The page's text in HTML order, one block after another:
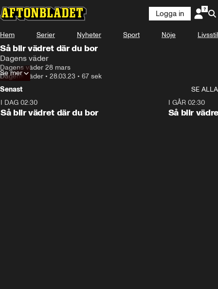
Logga in
Hem Serier Nyheter Sport Nöje Livsstil
Så blir vädret där du bor
Dagens väder
Dagens väder 28 mars
Dagens väder • 28.03.23 • 67 sek
Se mer
Senast
SE ALLA
I DAG 02:30
Så blir vädret där du bor
I GÅR 02:30
Så blir